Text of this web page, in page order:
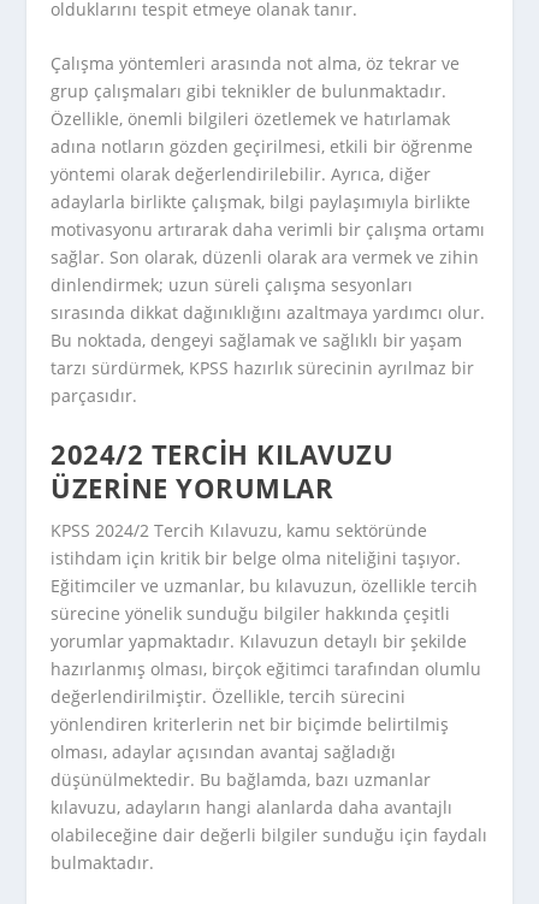
olduklarını tespit etmeye olanak tanır.
Çalışma yöntemleri arasında not alma, öz tekrar ve
grup çalışmaları gibi teknikler de bulunmaktadır.
Özellikle, önemli bilgileri özetlemek ve hatırlamak
adına notların gözden geçirilmesi, etkili bir öğrenme
yöntemi olarak değerlendirilebilir. Ayrıca, diğer
adaylarla birlikte çalışmak, bilgi paylaşımıyla birlikte
motivasyonu artırarak daha verimli bir çalışma ortamı
sağlar. Son olarak, düzenli olarak ara vermek ve zihin
dinlendirmek; uzun süreli çalışma sesyonları
sırasında dikkat dağınıklığını azaltmaya yardımcı olur.
Bu noktada, dengeyi sağlamak ve sağlıklı bir yaşam
tarzı sürdürmek, KPSS hazırlık sürecinin ayrılmaz bir
parçasıdır.
2024/2 TERCIH KILAVUZU
ÜZERINE YORUMLAR
KPSS 2024/2 Tercih Kılavuzu, kamu sektöründe
istihdam için kritik bir belge olma niteliğini taşıyor.
Eğitimciler ve uzmanlar, bu kılavuzun, özellikle tercih
sürecine yönelik sunduğu bilgiler hakkında çeşitli
yorumlar yapmaktadır. Kılavuzun detaylı bir şekilde
hazırlanmış olması, birçok eğitimci tarafından olumlu
değerlendirilmiştir. Özellikle, tercih sürecini
yönlendiren kriterlerin net bir biçimde belirtilmiş
olması, adaylar açısından avantaj sağladığı
düşünülmektedir. Bu bağlamda, bazı uzmanlar
kılavuzu, adayların hangi alanlarda daha avantajlı
olabileceğine dair değerli bilgiler sunduğu için faydalı
bulmaktadır.